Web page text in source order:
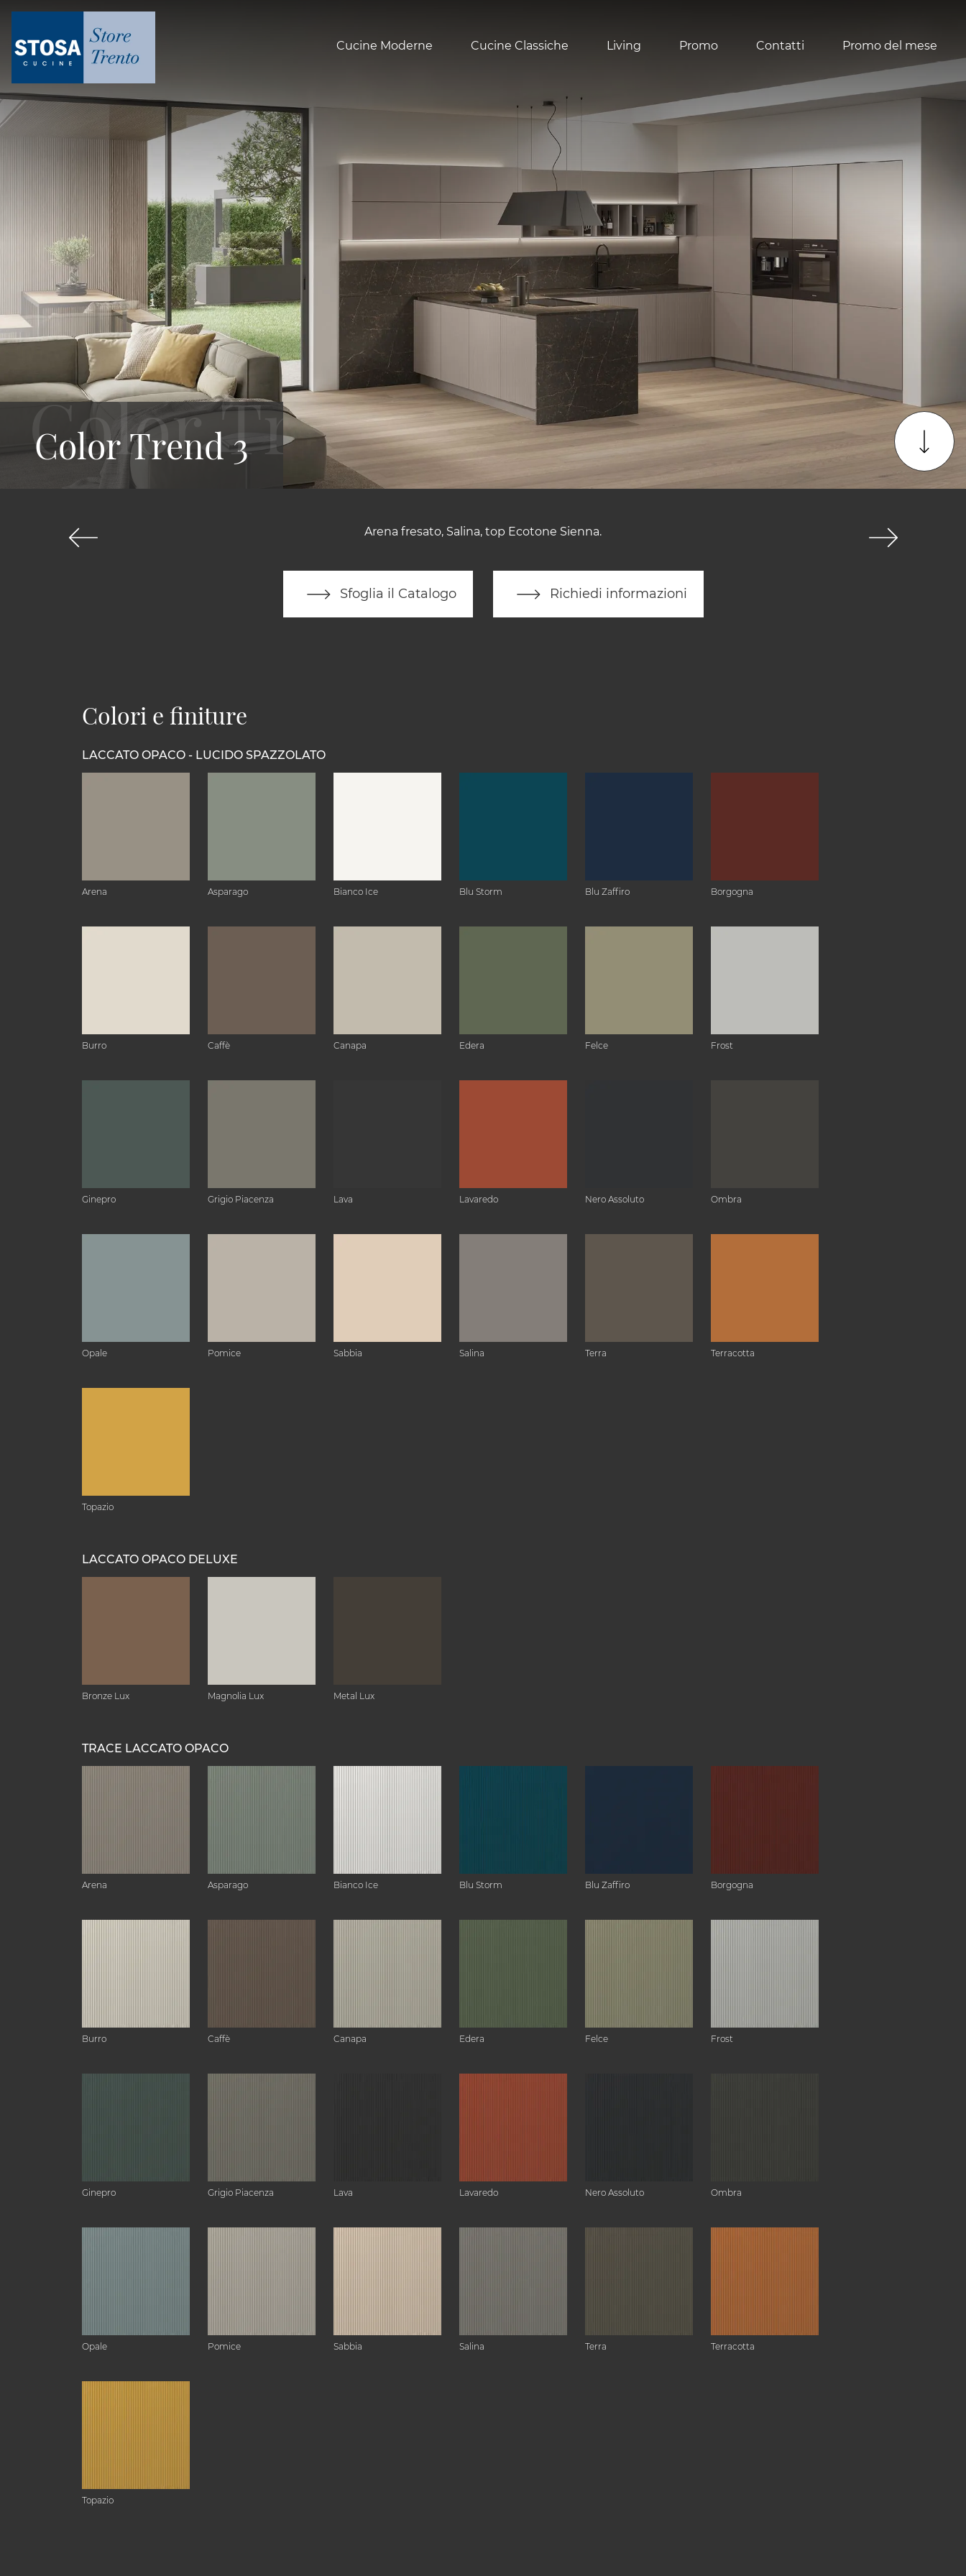
Cucine Moderne Cucine Classiche Living Promo Contatti Promo del mese
Arena fresato, Salina, top Ecotone Sienna.
Sfoglia il Catalogo Richiedi informazioni
Color Trend 3
Colori e finiture
LACCATO OPACO - LUCIDO SPAZZOLATO
Arena Asparago Bianco Ice Blu Storm Blu Zaffiro Borgogna
Burro Caffè Canapa Edera Felce Frost
Ginepro Grigio Piacenza Lava Lavaredo Nero Assoluto Ombra
Opale Pomice Sabbia Salina Terra Terracotta
Topazio
LACCATO OPACO DELUXE
Bronze Lux Magnolia Lux Metal Lux
TRACE LACCATO OPACO
Arena Asparago Bianco Ice Blu Storm Blu Zaffiro Borgogna
Burro Caffè Canapa Edera Felce Frost
Ginepro Grigio Piacenza Lava Lavaredo Nero Assoluto Ombra
Opale Pomice Sabbia Salina Terra Terracotta
Topazio